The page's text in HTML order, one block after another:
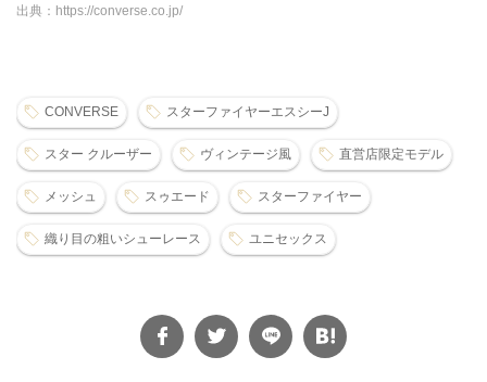
出典：https://converse.co.jp/
CONVERSE スターファイヤーエスシーJ
スター クルーザー ヴィンテージ風 直営店限定モデル
メッシュ スゥエード スターファイヤー
織り目の粗いシューレース ユニセックス